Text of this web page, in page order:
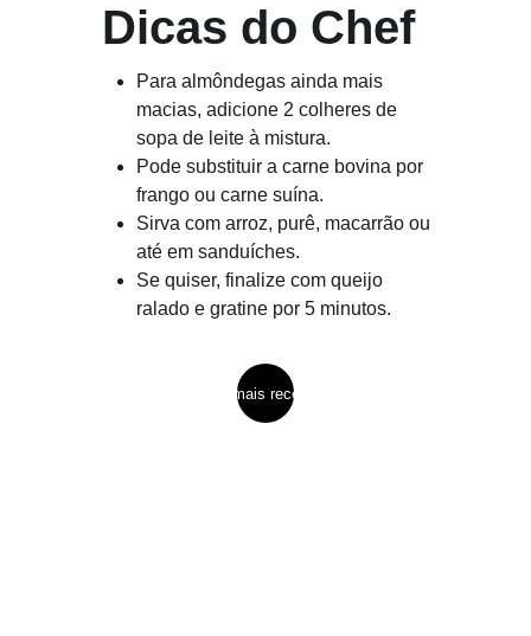
Dicas do Chef
Para almôndegas ainda mais
macias, adicione 2 colheres de
sopa de leite à mistura.
Pode substituir a carne bovina por
frango ou carne suína.
Sirva com arroz, purê, macarrão ou
até em sanduíches.
Se quiser, finalize com queijo
ralado e gratine por 5 minutos.
ver mais receitas